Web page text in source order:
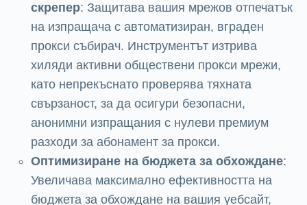
скрепер: Защитава вашия мрежов отпечатък
на изпращача с автоматизиран, вграден
прокси събирач. Инструментът изтрива
хиляди активни обществени прокси мрежи,
като непрекъснато проверява тяхната
свързаност, за да осигури безопасни,
анонимни изпращания с нулеви премиум
разходи за абонамент за прокси.
Оптимизиране на бюджета за обхождане:
Увеличава максимално ефективността на
бюджета за обхождане на вашия уебсайт,